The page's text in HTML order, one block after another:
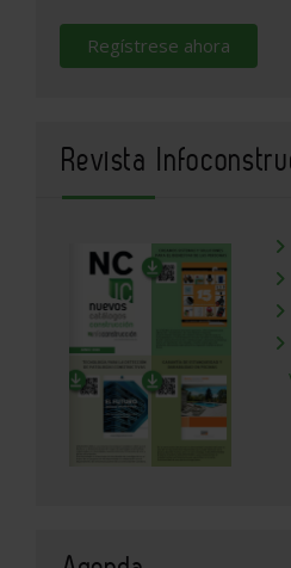
Regístrese ahora
Revista